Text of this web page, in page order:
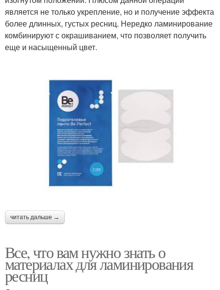
является не только укрепление, но и получение эффекта
более длинных, густых ресниц. Нередко ламинирование
комбинируют с окрашиванием, что позволяет получить
еще и насыщенный цвет.
читать дальше →
Все, что вам нужно знать о
материалах для ламинирования
ресниц